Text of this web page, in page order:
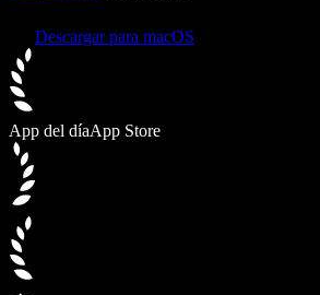
Descargar para macOS
App del díaApp Store